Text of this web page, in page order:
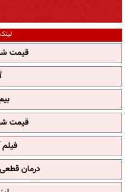
قیمت
قیمت
درمان